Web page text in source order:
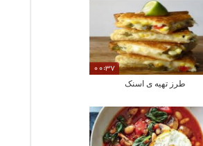
00:37
طرز تهیه ی اسنک